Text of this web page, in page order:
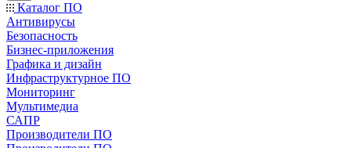
Каталог ПО
Антивирусы
Безопасность
Бизнес-приложения
Графика и дизайн
Инфраструктурное ПО
Мониторинг
Мультимедиа
САПР
Производители ПО